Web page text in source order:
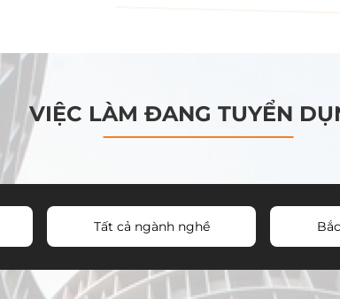
VIỆC LÀM ĐANG TUYỂN
Tất cả ngành nghề